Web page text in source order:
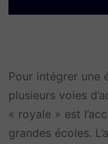
Pour intégrer une
plusieurs voies
« royale » est
grandes écoles.